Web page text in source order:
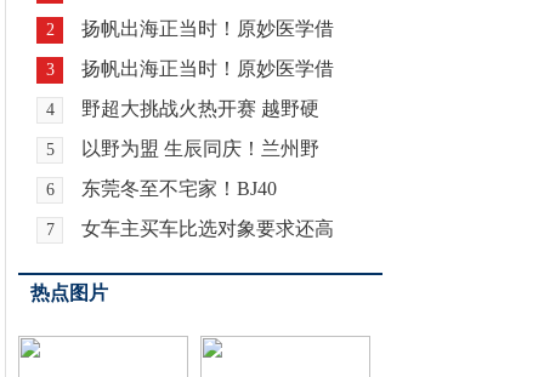
2 扬帆出海正当时！原妙医学借
3 扬帆出海正当时！原妙医学借
4 野超大挑战火热开赛 越野硬
5 以野为盟 生辰同庆！兰州野
6 东莞冬至不宅家！BJ40
7 女车主买车比选对象要求还高
热点图片